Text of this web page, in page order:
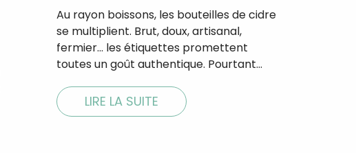
Au rayon boissons, les bouteilles de cidre
se multiplient. Brut, doux, artisanal,
fermier… les étiquettes promettent
toutes un goût authentique. Pourtant…
LIRE LA SUITE